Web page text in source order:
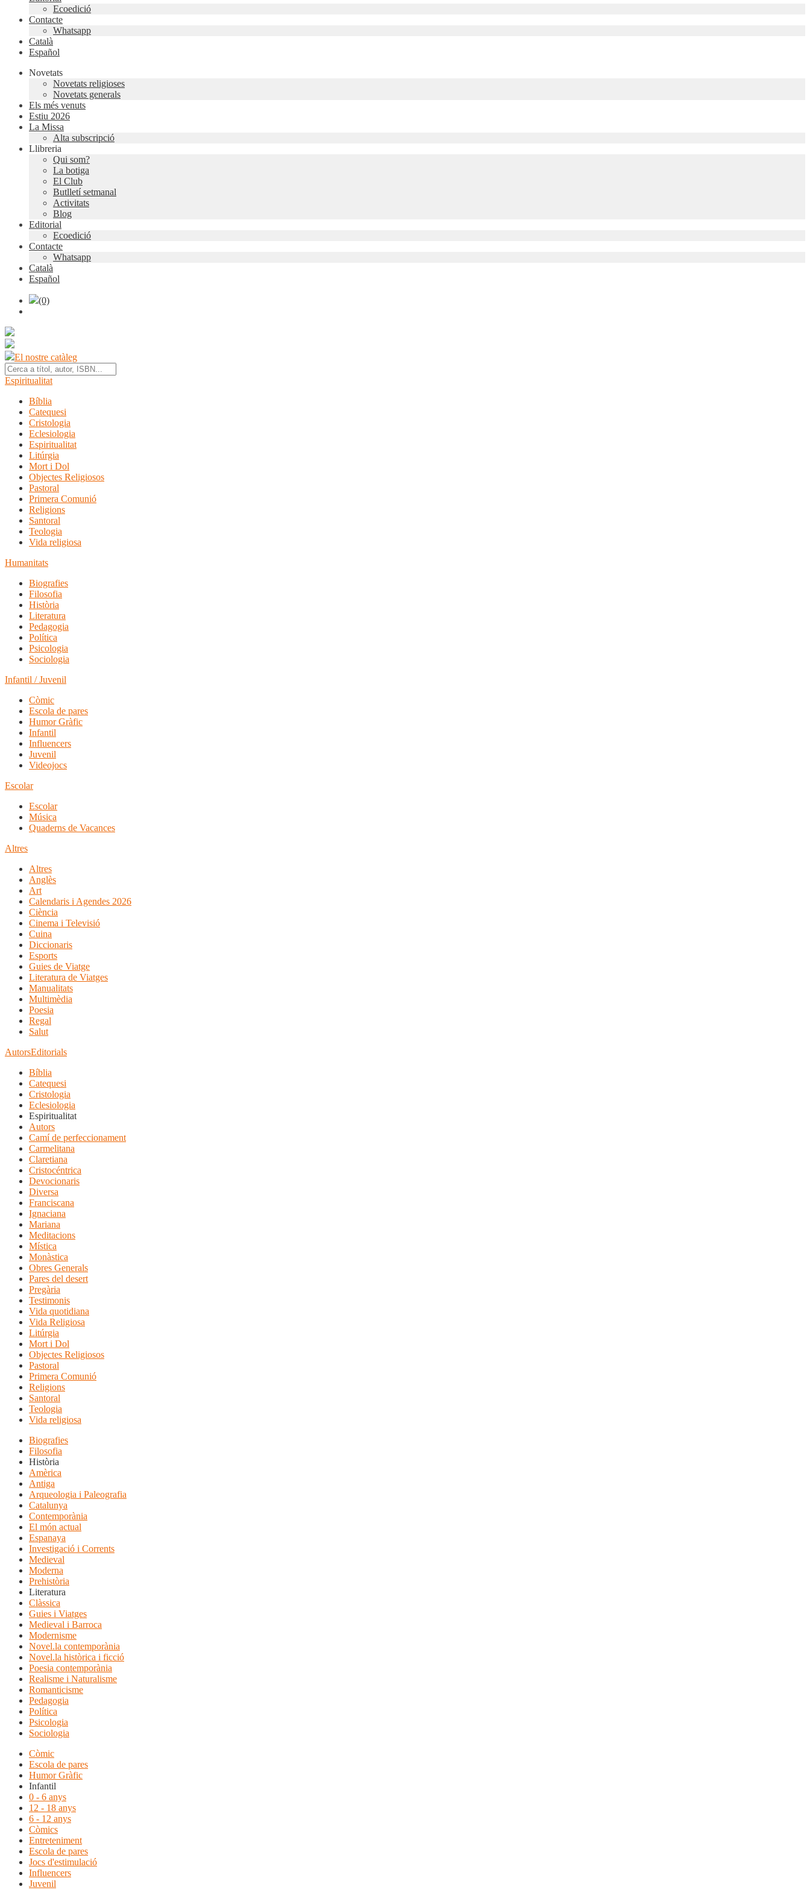
Ecoedició
Contacte
Whatsapp
Català
Español
Novetats
Novetats religioses
Novetats generals
Els més venuts
Estiu 2026
La Missa
Alta subscripció
Llibreria
Qui som?
La botiga
El Club
Butlletí setmanal
Activitats
Blog
Editorial
Ecoedició
Contacte
Whatsapp
Català
Español
(0)
El nostre catàleg
Espiritualitat
Bíblia
Catequesi
Cristologia
Eclesiologia
Espiritualitat
Litúrgia
Mort i Dol
Objectes Religiosos
Pastoral
Primera Comunió
Religions
Santoral
Teologia
Vida religiosa
Humanitats
Biografies
Filosofia
Història
Literatura
Pedagogia
Política
Psicologia
Sociologia
Infantil / Juvenil
Còmic
Escola de pares
Humor Gràfic
Infantil
Influencers
Juvenil
Videojocs
Escolar
Escolar
Música
Quaderns de Vacances
Altres
Altres
Anglès
Art
Calendaris i Agendes 2026
Ciència
Cinema i Televisió
Cuina
Diccionaris
Esports
Guies de Viatge
Literatura de Viatges
Manualitats
Multimèdia
Poesia
Regal
Salut
AutorsEditorials
Bíblia
Catequesi
Cristologia
Eclesiologia
Espiritualitat
Autors
Camí de perfeccionament
Carmelitana
Claretiana
Cristocéntrica
Devocionaris
Diversa
Franciscana
Ignaciana
Mariana
Meditacions
Mística
Monàstica
Obres Generals
Pares del desert
Pregària
Testimonis
Vida quotidiana
Vida Religiosa
Litúrgia
Mort i Dol
Objectes Religiosos
Pastoral
Primera Comunió
Religions
Santoral
Teologia
Vida religiosa
Biografies
Filosofia
Història
Amèrica
Antiga
Arqueologia i Paleografia
Catalunya
Contemporània
El món actual
Espanaya
Investigació i Corrents
Medieval
Moderna
Prehistòria
Literatura
Clàssica
Guies i Viatges
Medieval i Barroca
Modernisme
Novel.la contemporània
Novel.la històrica i ficció
Poesia contemporània
Realisme i Naturalisme
Romanticisme
Pedagogia
Política
Psicologia
Sociologia
Còmic
Escola de pares
Humor Gràfic
Infantil
0 - 6 anys
12 - 18 anys
6 - 12 anys
Còmics
Entreteniment
Escola de pares
Jocs d'estimulació
Influencers
Juvenil